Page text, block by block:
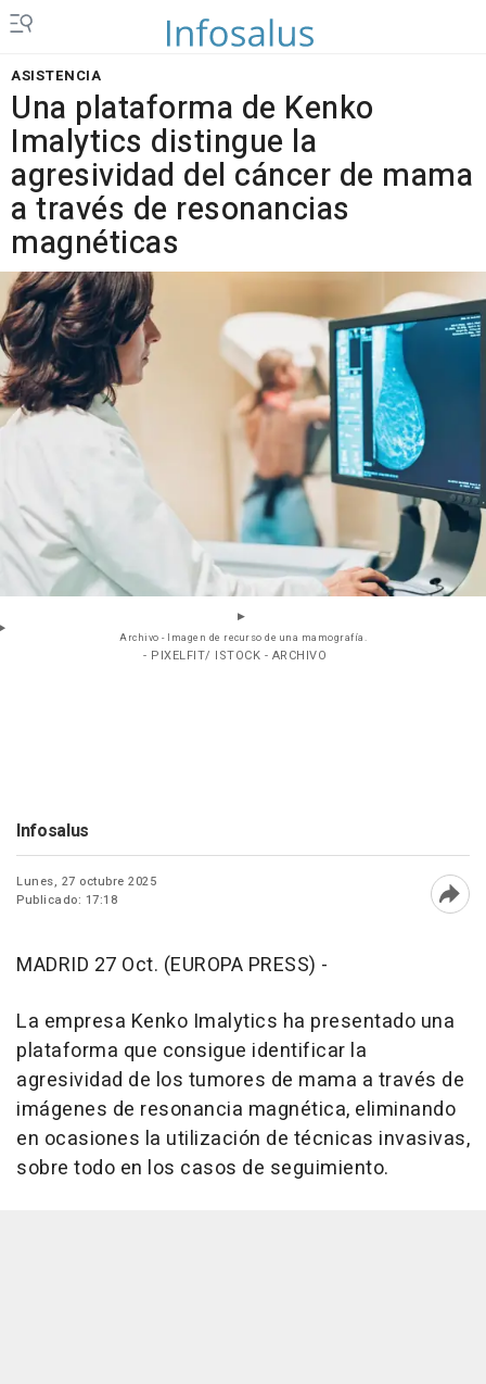
ASISTENCIA
Una plataforma de Kenko
Imalytics distingue la
agresividad del cáncer de mama
a través de resonancias
magnéticas
Archivo - Imagen de recurso de una mamografía.
- PIXELFIT/ ISTOCK - ARCHIVO
Infosalus
Lunes, 27 octubre 2025
Publicado: 17:18
MADRID 27 Oct. (EUROPA PRESS) -
La empresa Kenko Imalytics ha presentado una
plataforma que consigue identificar la
agresividad de los tumores de mama a través de
imágenes de resonancia magnética, eliminando
en ocasiones la utilización de técnicas invasivas,
sobre todo en los casos de seguimiento.